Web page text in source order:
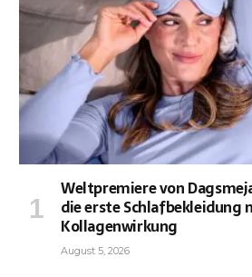
Weltpremiere von
die erste Schlafbekleidung
Kollagenwirkung
August 5, 2026